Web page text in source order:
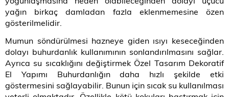
yağın birkaç damladan fazla eklenmemesine özen
gösterilmelidir.
Mumun söndürülmesi hazneye giden ısıyı keseceğinden
dolayı buhurdanlık kullanımının sonlandırılmasını sağlar.
Ayrıca su sıcaklığını değiştirmek Özel Tasarım Dekoratif
El Yapımı Buhurdanlığın daha hızlı şekilde etki
göstermesini sağlayabilir. Bunun için sıcak su kullanılması